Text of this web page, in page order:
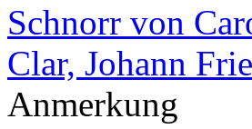
Schnorr von
Clar, Johann
Anmerkung